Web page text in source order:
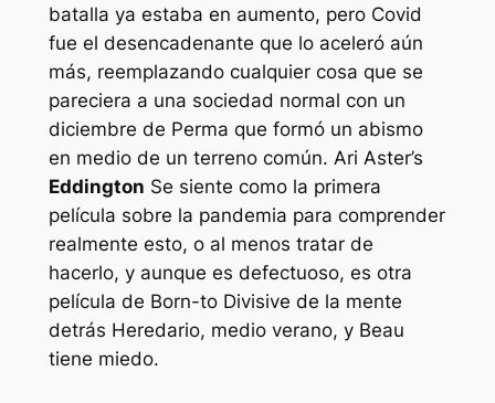
batalla ya estaba en aumento, pero Covid
fue el desencadenante que lo aceleró aún
más, reemplazando cualquier cosa que se
pareciera a una sociedad normal con un
diciembre de Perma que formó un abismo
en medio de un terreno común. Ari Aster’s
Eddington Se siente como la primera
película sobre la pandemia para comprender
realmente esto, o al menos tratar de
hacerlo, y aunque es defectuoso, es otra
película de Born-to Divisive de la mente
detrás Heredario, medio verano, y Beau
tiene miedo.